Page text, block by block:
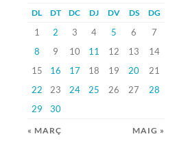
DL DT DC DJ DV DS DG
1 2 3 4 5 6
7
8
9 10 11 12 13
14
15
16 17 18 19 20
21
22
23 24 25 26 27
28
29
30
« MARÇ MAIG »